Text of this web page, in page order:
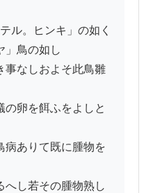
」鳥の如し
事なしおよそ此鳥雛
の卵を餌ふをよしと
病ありて既に腫物を
へし若その腫物熟し